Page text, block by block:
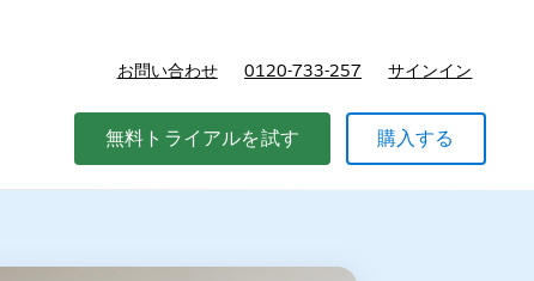
お問い合わせ 0120-733-257 サインイン
無料トライアルを試す 購入する